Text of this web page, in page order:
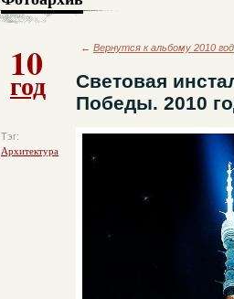
10
год
Тэг:
Архитектура
← Вернутся к альбому 2010 год
Световая
Победы. 2010